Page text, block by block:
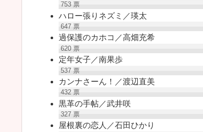
753票
ハロー張りネズミ／瑛太
647票
過保護のカホコ／高畑充希
620票
定年女子／南果歩
537票
カンナさーん！／渡辺直美
432票
黒革の手帖／武井咲
327票
屋根裏の恋人／石田ひかり